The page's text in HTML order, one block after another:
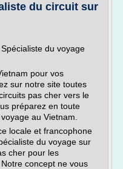
du circuit sur
du voyage
pour vos
sur notre site toutes
pas cher vers le
préparez en toute
au Vietnam.
locale et francophone
du voyage sur
cher pour les
concept ne vous